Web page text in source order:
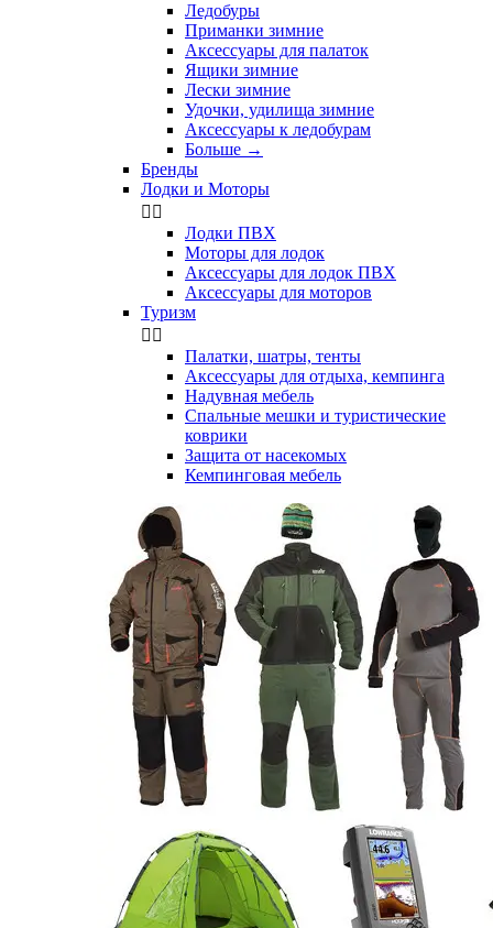
Ледобуры
Приманки зимние
Аксессуары для палаток
Ящики зимние
Лески зимние
Удочки, удилища зимние
Аксессуары к ледобурам
Больше →
Бренды
Лодки и Моторы
 
Лодки ПВХ
Моторы для лодок
Аксессуары для лодок ПВХ
Аксессуары для моторов
Туризм
 
Палатки, шатры, тенты
Аксессуары для отдыха, кемпинга
Надувная мебель
Спальные мешки и туристические
коврики
Защита от насекомых
Кемпинговая мебель